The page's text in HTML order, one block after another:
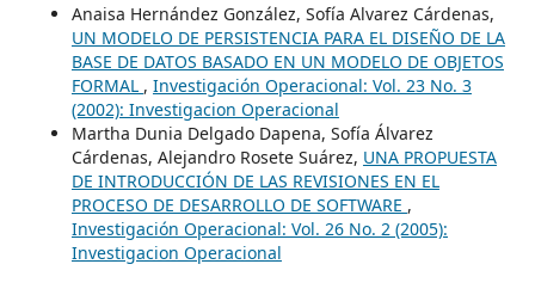
Anaisa Hernández González, Sofía Alvarez Cárdenas,
UN MODELO DE PERSISTENCIA PARA EL DISEÑO DE LA
BASE DE DATOS BASADO EN UN MODELO DE OBJETOS
FORMAL , Investigación Operacional: Vol. 23 No. 3
(2002): Investigacion Operacional
Martha Dunia Delgado Dapena, Sofía Álvarez
Cárdenas, Alejandro Rosete Suárez, UNA PROPUESTA
DE INTRODUCCIÓN DE LAS REVISIONES EN EL
PROCESO DE DESARROLLO DE SOFTWARE ,
Investigación Operacional: Vol. 26 No. 2 (2005):
Investigacion Operacional